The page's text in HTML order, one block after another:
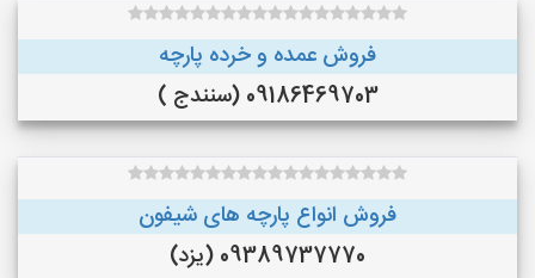
فروش عمده و خرده پارچه
09186469703 (سنندج )
فروش انواع پارچه های شیفون
09389737770 (یزد)